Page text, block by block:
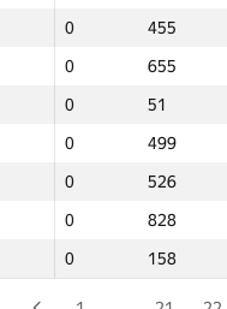
0
455
0
655
0
51
0
499
0
526
0
828
0 158
0
455
0
655
0
51
0
499
0
526
0
828
0 158